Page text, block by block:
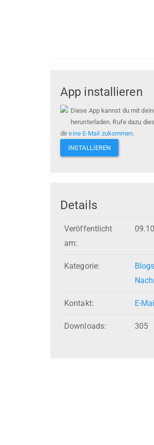
App installieren
Diese App kannst du mit
herunterladen. Rufe dazu
direine E-Mail zukommen.
INSTALLIEREN
Details
Veröffentlicht
am:
Kategorie:
Kontakt: E-
Downloads: 305